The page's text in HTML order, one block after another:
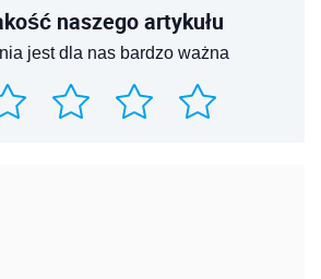
naszego artykułu
jest dla nas bardzo ważna